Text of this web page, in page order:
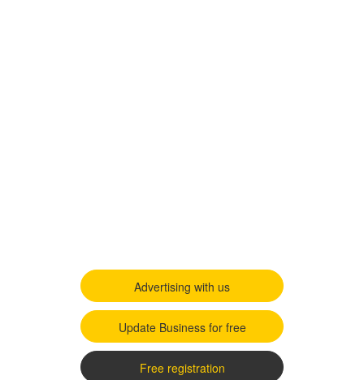
Advertising with us
Update Business for free
Free registration